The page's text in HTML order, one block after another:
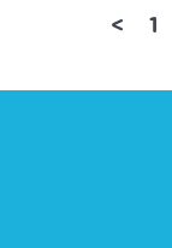
< 1